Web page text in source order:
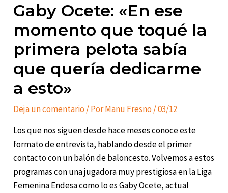
Gaby Ocete: «En ese
momento que toqué la
primera pelota sabía
que quería dedicarme
a esto»
Deja un comentario / PorManu Fresno /03/12
Los que nos siguen desde hace meses conoce este
formato de entrevista, hablando desde el primer
contacto con un balón de baloncesto. Volvemos a estos
programas con una jugadora muy prestigiosa en la Liga
Femenina Endesa como lo es Gaby Ocete, actual